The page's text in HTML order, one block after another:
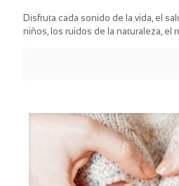
Disfruta cada sonido de la vida, el
niños, los ruidos de la naturaleza, el